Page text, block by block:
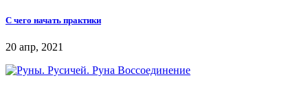
С чего начать практики
20 апр, 2021